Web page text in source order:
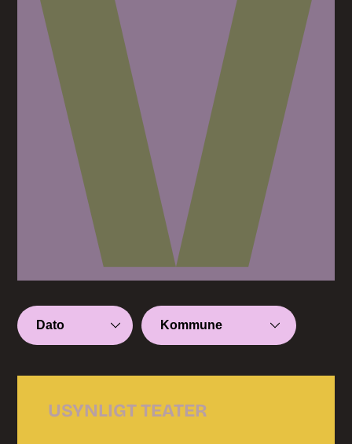
USYNLIGT TEATER